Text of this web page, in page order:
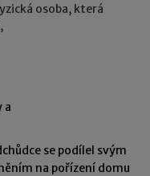
osoba, která
a
se podílel svým
na pořízení domu